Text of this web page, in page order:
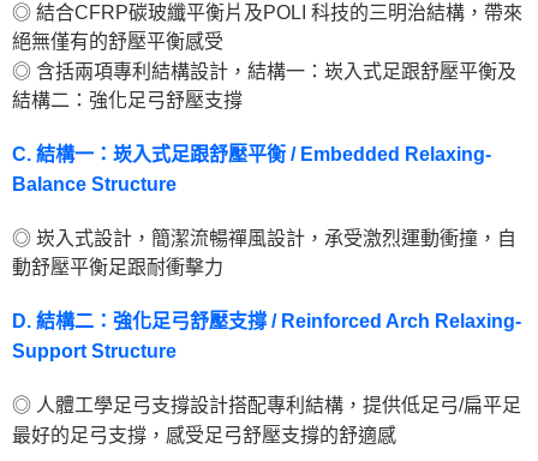
◎ 結合CFRP碳玻纖平衡片及POLI 科技的三明治結構，帶來
絕無僅有的舒壓平衡感受
◎ 含括兩項專利結構設計，結構一：崁入式足跟舒壓平衡及
結構二：強化足弓舒壓支撐
C. 結構一：崁入式足跟舒壓平衡 / Embedded Relaxing-
Balance Structure
◎ 崁入式設計，簡潔流暢禪風設計，承受激烈運動衝撞，自
動舒壓平衡足跟耐衝擊力
D. 結構二：強化足弓舒壓支撐 / Reinforced Arch Relaxing-
Support Structure
◎ 人體工學足弓支撐設計搭配專利結構，提供低足弓/扁平足
最好的足弓支撐，感受足弓舒壓支撐的舒適感